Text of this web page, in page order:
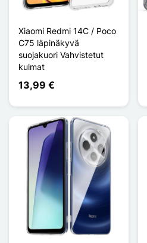
Xiaomi Redmi 14C / Poco
C75 läpinäkyvä
suojakuori Vahvistetut
kulmat
13,99 €